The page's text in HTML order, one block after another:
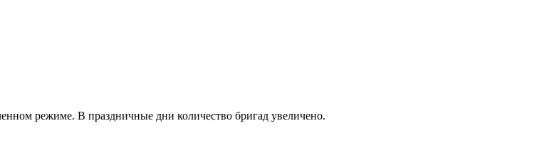
режиме. В праздничные дни количество бригад увеличено.